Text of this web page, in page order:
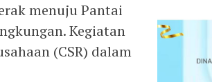
menuju Pantai
Kegiatan
(CSR) dalam